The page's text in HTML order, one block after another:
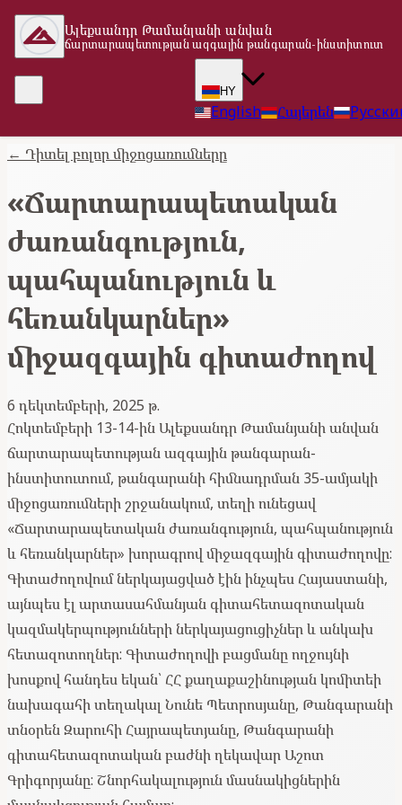
Ալեքսանդր Թամանյանի անվան
ճարտարապետության ազգային թանգարան-ինստիտուտ
HY
English Հայերեն
← Դիտել բոլոր միջոցառումները
«Ճարտարապետական
ժառանգություն,
պահպանություն և
հեռանկարներ»
միջազգային գիտաժողով
6 դեկտեմբերի, 2025 թ.
Հոկտեմբերի 13-14-ին Ալեքսանդր Թամանյանի անվան
ճարտարապետության ազգային թանգարան-
ինստիտուտում, թանգարանի հիմնադրման 35-ամյակի
միջոցառումների շրջանակում, տեղի ունեցավ
«Ճարտարապետական ժառանգություն, պահպանություն
և հեռանկարներ» խորագրով միջազգային գիտաժողովը:
Գիտաժողովում ներկայացված էին ինչպես Հայաստանի,
այնպես էլ արտասահմանյան գիտահետազոտական
կազմակերպությունների ներկայացուցիչներ և անկախ
հետազոտողներ: Գիտաժողովի բացմանը ողջույնի
խոսքով հանդես եկան՝ ՀՀ քաղաքաշինության կոմիտեի
նախագահի տեղակալ Նունե Պետրոսյանը, Թանգարանի
տնօրեն Զարուհի Հայրապետյանը, Թանգարանի
գիտահետազոտական բաժնի ղեկավար Աշոտ
Գրիգորյանը: Շնորհակալություն մասնակիցներին